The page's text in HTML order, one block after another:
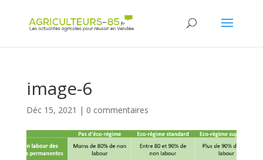
image-6
Déc 15, 2021 | 0 commentaires